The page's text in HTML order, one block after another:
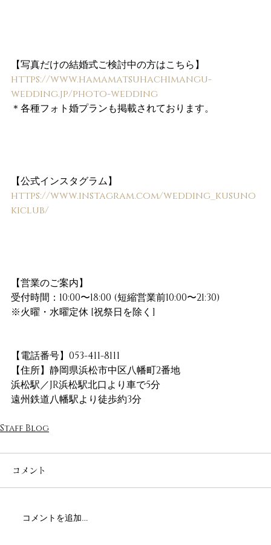
【写真だけの結婚式ご検討中の方はこちら】
https://www.hamamatsuhachimangu-
wedding.jp/photo-wedding
＊各種フォト婚プランも掲載されております。
【公式インスタグラム】
https://www.instagram.com/wedding_kusuno
kiclub/
【営業のご案内】
受付時間：10:00〜18:00 (短縮営業前10:00〜21:30)
※火曜・水曜定休 [祝祭日を除く]
【電話番号】053-411-8111
【住所】静岡県浜松市中区八幡町2番地
浜松駅／JR浜松駅北口より車で5分
遠州鉄道八幡駅より徒歩約3分
Staff Blog
コメント
コメントを追加…